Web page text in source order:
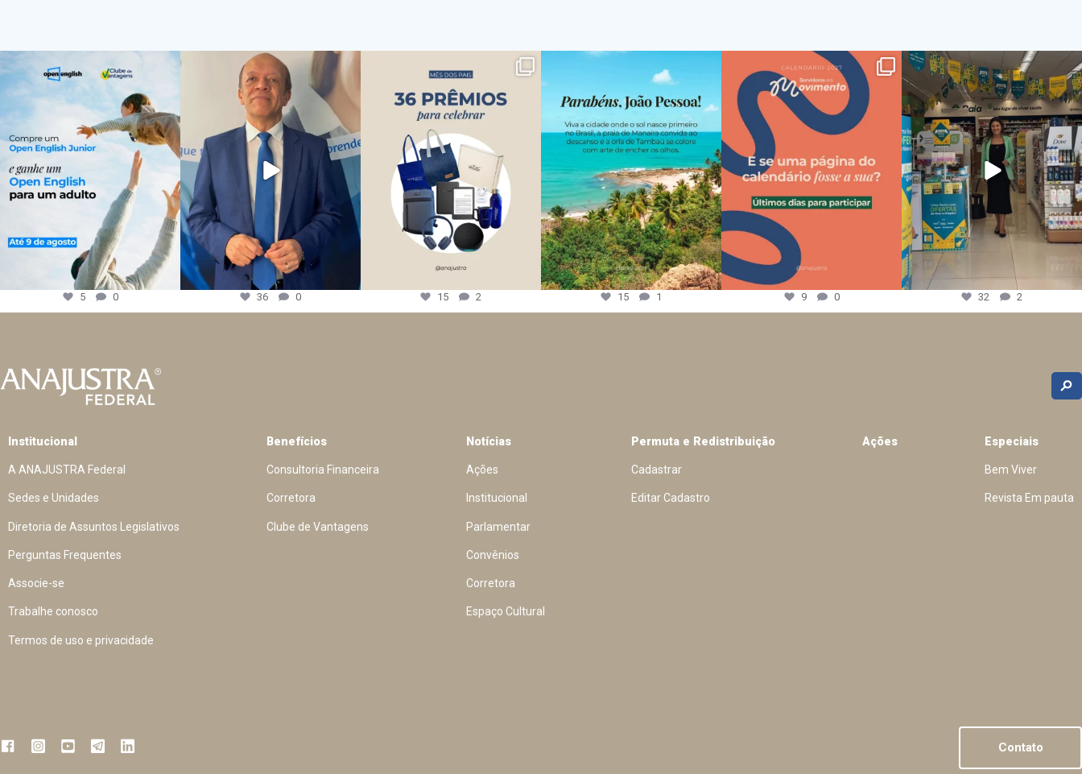
5 0 36 0 15 2 15 1 9 0 32 2
Institucional
A ANAJUSTRA Federal
Sedes e Unidades
Diretoria de Assuntos Legislativos
Perguntas Frequentes
Associe-se
Trabalhe conosco
Termos de uso e privacidade
Benefícios
Consultoria Financeira
Corretora
Clube de Vantagens
Notícias
Ações
Institucional
Parlamentar
Convênios
Corretora
Espaço Cultural
Permuta e Redistribuição
Cadastrar
Editar Cadastro
Ações Especiais
Bem Viver
Revista Em pauta
Contato